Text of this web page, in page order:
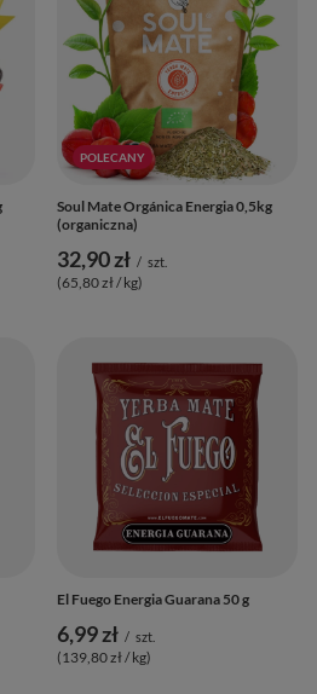
POLECANY
Soul Mate Orgánica Energia 0,5kg
(organiczna)
32,90 zł / szt.
(65,80 zł / kg)
El Fuego Energia Guarana 50 g
6,99 zł / szt.
(139,80 zł / kg)